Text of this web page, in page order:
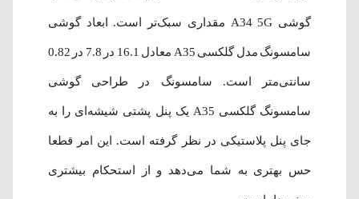
گوشی A34 5G مقداری سبک‌تر است. ابعاد گوشی
سامسونگ مدل گلکسی A35 معادل 16.1 در 7.8 در 0.82
سانتی‌متر است. سامسونگ در طراحی گوشی
سامسونگ گلکسی A35 یک پنل پشتی شیشه‌ای را به
جای پنل پلاستیکی در نظر گرفته است. این امر قطعا
حس بهتری به شما می‌دهد و از استحکام بیشتری